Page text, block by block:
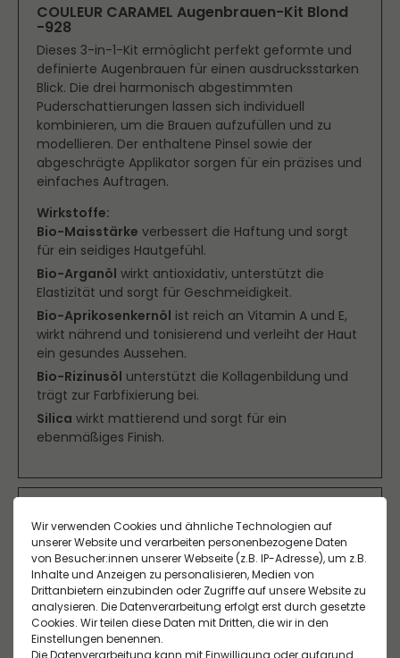
COULEUR CARAMEL Augenbrauen-Kit Blond
-928
Dieses 3-in-1-Kit ermöglicht perfekt geformte und
definierte Augenbrauen für einen ausdrucksstarken
Blick. Die drei harmonisch abgestimmten
Puderschattierungen lassen sich individuell
kombinieren, um die Brauen aufzufüllen und zu
modellieren. Der enthaltene Pinsel sowie der
abgeschrägte Applikator sorgen für ein präzises und
einfaches Auftragen.
Wirkstoffe:
Bio-Maisstärke verbessert die Haftung und sorgt
für ein seidiges Hautgefühl.
Bio-Arganöl wirkt antioxidativ, unterstützt die
Elastizität und sorgt für Geschmeidigkeit.
Bio-Aprikosenkernöl ist reich an Vitamin A und E,
wirkt nährend und tonisierend und verleiht der Haut
ein gesundes Aussehen.
Bio-Rizinusöl unterstützt die Kollagenbildung und
trägt zur Farbfixierung bei.
Silica wirkt mattierend und sorgt für ein
ebenmäßiges Finish.
Für alle Hauttypen, besonders für blonde bis hellere
Haarfarben. Ideal für natürlich definierte, füllige
Augenbrauen mit mattem Finish.
Anwendung
Einen Farbton wählen, der der natürlichen
Augenbrauenfarbe am nächsten kommt. Mit dem
beiliegenden Pinsel eine Linie entlang der Brauen
ziehen und die gewünschten Bereiche auffüllen.
Inhaltsstoffe
MICA , ZEA MAYS (CORN) STARCH* , RICINUS
Wir verwenden Cookies und ähnliche Technologien auf
unserer Website und verarbeiten personenbezogene Daten
von Besucher:innen unserer Webseite (z.B. IP-Adresse), um z.B.
Inhalte und Anzeigen zu personalisieren, Medien von
Drittanbietern einzubinden oder Zugriffe auf unsere Website zu
analysieren. Die Datenverarbeitung erfolgt erst durch gesetzte
Cookies. Wir teilen diese Daten mit Dritten, die wir in den
Einstellungen benennen.
Die Datenverarbeitung kann mit Einwilligung oder aufgrund